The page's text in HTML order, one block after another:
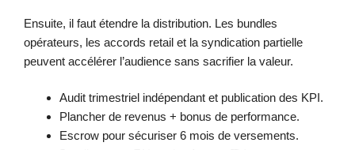
Ensuite, il faut étendre la distribution. Les bundles
opérateurs, les accords retail et la syndication partielle
peuvent accélérer l’audience sans sacrifier la valeur.
Audit trimestriel indépendant et publication des KPI.
Plancher de revenus + bonus de performance.
Escrow pour sécuriser 6 mois de versements.